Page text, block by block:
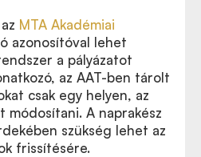
MTA Akadémiai
azonosítóval lehet
a pályázatot
az AAT-ben tárolt
csak egy helyen, az
módosítani. A naprakész
szükség lehet az
frissítésére.